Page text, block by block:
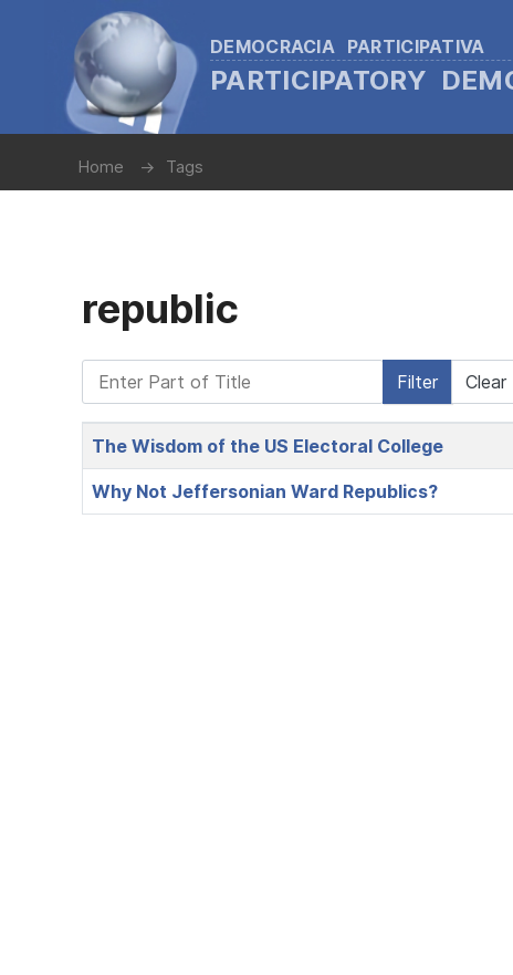
DEMOCRACIA PARTICIPATIVA
PARTICIPATORY
Home Tags
republic
Enter Part of Title Filter Clear
Title
The Wisdom of the US Electoral College
Why Not Jeffersonian Ward Republics?